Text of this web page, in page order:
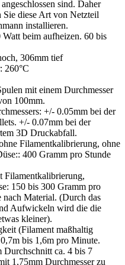
sind. Daher
Sie diese Art von Netzteil
installieren.
beim aufheizen. 60 bis
306mm tief
260°C
mit einem Durchmesser
100mm.
+/- 0.05mm bei der
+/- 0.07mm bei der
3D Druckabfall.
Filamentkalibrierung, ohne
400 Gramm pro Stunde
Filamentkalibrierung,
150 bis 300 Gramm pro
nach Material. (Durch das
Aufwickeln wird die die
kleiner).
(Filament maßhaltig
bis 1,6m pro Minute.
Durchschnitt ca. 4 bis 7
1,75mm Durchmesser zu